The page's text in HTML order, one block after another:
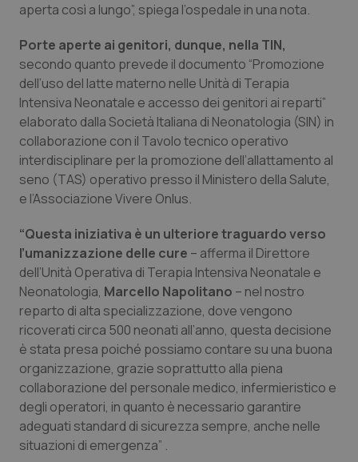
Lazio
Liguria
Lombardia
Marche
Molise
Provincia Autonoma di Bolzano
Provincia Autonoma di Trento
Puglia
Sardegna
Sicilia
Diabete & glucometri
Disturbi dell’umore
Dolore
Donna & Salute
Epatiti
Infezioni & Febbre
Ipertensione & Scompenso
Malattie rare
Malattia di Crohn & Rettocolite Ulcerosa
Neuroscienze & patologie neurodegenerative
aperta così a lungo”, spiega l’ospedale in una nota.
Porte aperte ai genitori, dunque, nella TIN,
secondo quanto prevede il documento “Promozione
dell’uso del latte materno nelle Unità di Terapia
Intensiva Neonatale e accesso dei genitori ai reparti”
elaborato dalla Società Italiana di Neonatologia (SIN) in
collaborazione con il Tavolo tecnico operativo
interdisciplinare per la promozione dell’allattamento al
seno (TAS) operativo presso il Ministero della Salute,
e l’Associazione Vivere Onlus.
“Questa iniziativa è un ulteriore traguardo verso
l’umanizzazione delle cure – afferma il Direttore
dell’Unità Operativa di Terapia Intensiva Neonatale e
Neonatologia, Marcello Napolitano – nel nostro
reparto di alta specializzazione, dove vengono
ricoverati circa 500 neonati all’anno, questa decisione
è stata presa poiché possiamo contare su una buona
organizzazione, grazie soprattutto alla piena
collaborazione del personale medico, infermieristico e
degli operatori, in quanto è necessario garantire
adeguati standard di sicurezza sempre, anche nelle
situazioni di emergenza” .